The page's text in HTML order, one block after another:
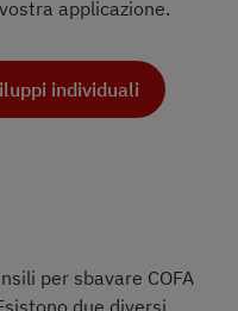
applicazione.
individuali
per sbavare COFA